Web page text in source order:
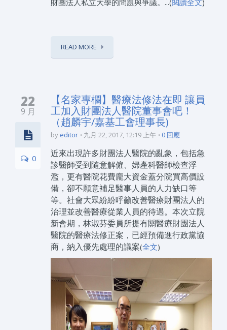
財團法人私立大學的問題與爭議。...(閱讀全文)
READ MORE
22
9 月
0
【名家專欄】醫療法修法在即 讓員
工加入財團法人醫院董事會吧！
（趙麟宇/嘉基工會理事長)
by editor 九月 22, 2017, 12:19 上午 0 回應
近來出現許多財團法人醫院的亂象，包括急
診醫師受到隨意解僱、婦產科醫師檢查浮
濫，更有醫院花費龐大資金蓋分院買高價設
備，卻不願意補足醫事人員的人力缺口等
等。社會大眾紛紛呼籲改善醫療財團法人的
治理並改善醫療從業人員的待遇。本次立院
新會期，林淑芬委員所提有關醫療財團法人
醫院的醫療法修正案，已經預備進行政黨協
商，納入優先處理的議案(全文)